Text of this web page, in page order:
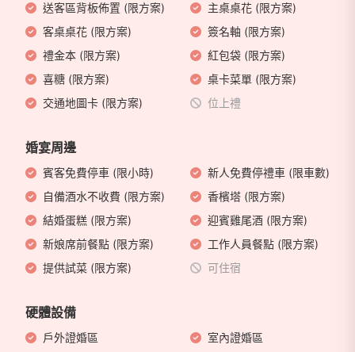
送客區背板佈置 (限方案)
主桌桌花 (限方案)
客桌桌花 (限方案)
簽名軸 (限方案)
禮金本 (限方案)
紅包袋 (限方案)
喜糖 (限方案)
桌卡菜單 (限方案)
交通地圖卡 (限方案)
位上禮
婚宴周邊
賓客免費停車 (限小時)
新人免費停禮車 (限車數)
自備酒水不收費 (限方案)
香檳塔 (限方案)
結婚蛋糕 (限方案)
迎賓雞尾酒 (限方案)
新娘席前餐點 (限方案)
工作人員餐點 (限方案)
提供試菜 (限方案)
可住宿
硬體設備
戶外證婚區
室內證婚區